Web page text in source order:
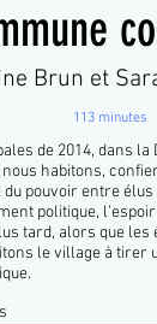
Brun et
113 minutes
de 2014, dans
habitons,
pouvoir entre élus
politique,
tard, alors que
le village à tirer